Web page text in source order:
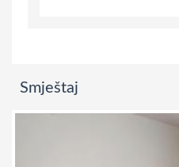
Smještaj